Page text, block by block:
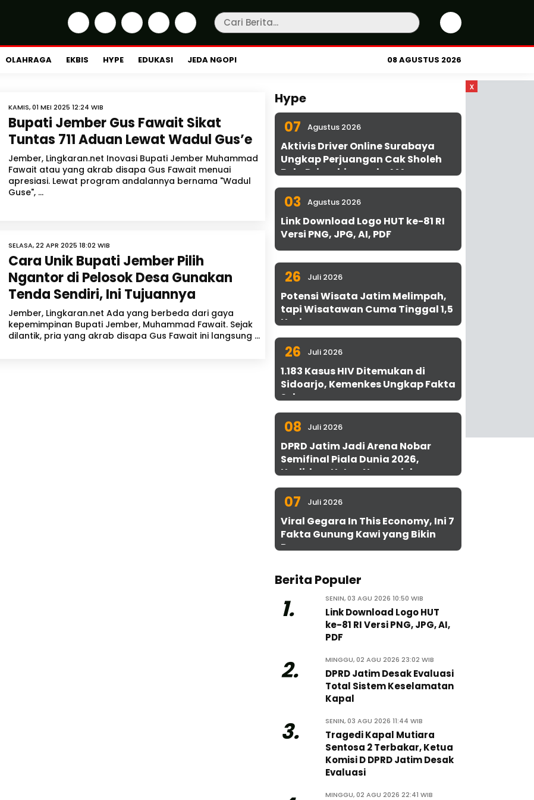
OLAHRAGA EKBIS HYPE EDUKASI JEDA NGOPI 08 AGUSTUS 2026
x
KAMIS, 01 MEI 2025 12:24 WIB
Bupati Jember Gus Fawait Sikat
Tuntas 711 Aduan Lewat Wadul Gus’e
Jember, Lingkaran.net Inovasi Bupati Jember Muhammad
Fawait atau yang akrab disapa Gus Fawait menuai
apresiasi. Lewat program andalannya bernama "Wadul
Guse", ...
SELASA, 22 APR 2025 18:02 WIB
Cara Unik Bupati Jember Pilih
Ngantor di Pelosok Desa Gunakan
Tenda Sendiri, Ini Tujuannya
Jember, Lingkaran.net Ada yang berbeda dari gaya
kepemimpinan Bupati Jember, Muhammad Fawait. Sejak
dilantik, pria yang akrab disapa Gus Fawait ini langsung ...
Hype
07 Agustus 2026
Aktivis Driver Online Surabaya
Ungkap Perjuangan Cak Sholeh
Bela Driver hingga ke MA
03 Agustus 2026
Link Download Logo HUT ke-81 RI
Versi PNG, JPG, AI, PDF
26 Juli 2026
Potensi Wisata Jatim Melimpah,
tapi Wisatawan Cuma Tinggal 1,5
Hari
26 Juli 2026
1.183 Kasus HIV Ditemukan di
Sidoarjo, Kemenkes Ungkap Fakta
Sebenarnya
08 Juli 2026
DPRD Jatim Jadi Arena Nobar
Semifinal Piala Dunia 2026,
Hadirkan Uston Nawawi dan
UMKM Gratis untuk 1.000 Warga
07 Juli 2026
Viral Gegara In This Economy, Ini 7
Fakta Gunung Kawi yang Bikin
Penasaran
Berita Populer
1. SENIN, 03 AGU 2026 10:50 WIB
Link Download Logo HUT
ke-81 RI Versi PNG, JPG, AI,
PDF
2. MINGGU, 02 AGU 2026 23:02 WIB
DPRD Jatim Desak Evaluasi
Total Sistem Keselamatan
Kapal
3. SENIN, 03 AGU 2026 11:44 WIB
Tragedi Kapal Mutiara
Sentosa 2 Terbakar, Ketua
Komisi D DPRD Jatim Desak
Evaluasi
MINGGU, 02 AGU 2026 22:41 WIB